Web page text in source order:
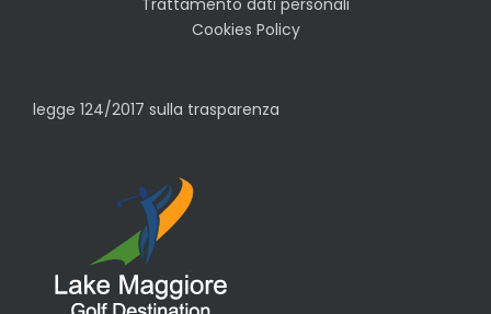
Cookies Policy
legge 124/2017 sulla trasparenza